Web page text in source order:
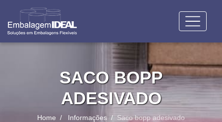
SACO BOPP
ADESIVADO
Home Informações Saco bopp adesivado